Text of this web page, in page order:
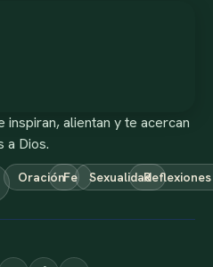
alientan y te acercan
a Dios.
OraciónFe SexualidadReflexiones